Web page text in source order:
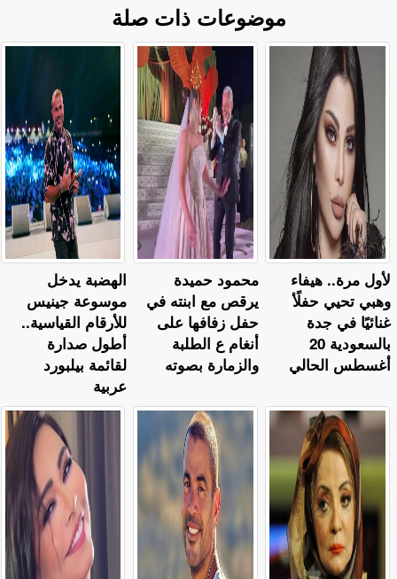
موضوعات ذات صلة
الهضبة يدخل
موسوعة جينيس
للأرقام القياسية..
أطول صدارة
لقائمة بيلبورد
عربية
محمود حميدة
يرقص مع ابنته في
حفل زفافها على
أنغام ع الطلبة
والزمارة بصوته
لأول مرة.. هيفاء
وهبي تحيي حفلًأ
غنائيًا في جدة
بالسعودية 20
أغسطس الحالي